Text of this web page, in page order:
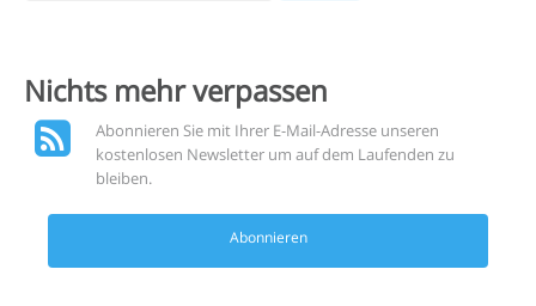
Nichts mehrverpassen
Abonnieren Sie mit Ihrer E-Mail-Adresse unseren
kostenlosen Newsletter um auf dem Laufenden zu
bleiben.
Abonnieren